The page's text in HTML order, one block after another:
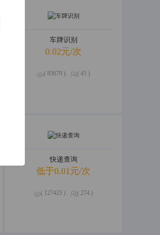
车牌识别
0.02元/次
( 83679 ) ( 45 )
快递查询
低于0.01元/次
( 127425 ) ( 274 )